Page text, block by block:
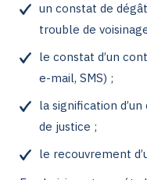
un constat de
trouble de
le constat d’un
e-mail, SMS) ;
la signification d’un
de justice ;
le recouvrement